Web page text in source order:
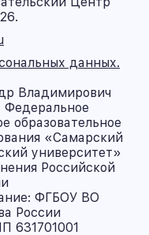
данных.
Владимирович
Федеральное
образовательное
«Самарский
университет»
Российской
ФГБОУ ВО
России
631701001